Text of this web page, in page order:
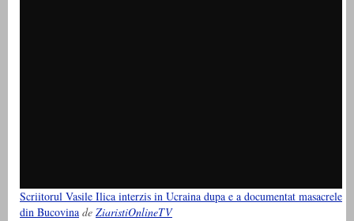
Scriitorul Vasile Ilica interzis in Ucraina dupa e a documentat masacrele
din Bucovina de ZiaristiOnlineTV